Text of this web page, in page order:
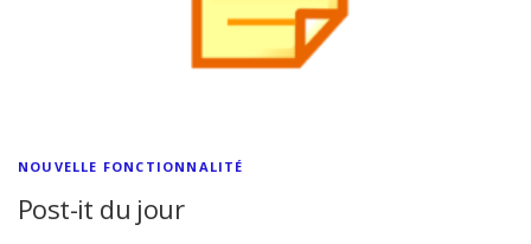
NOUVELLE FONCTIONNALITÉ
Post-it du jour